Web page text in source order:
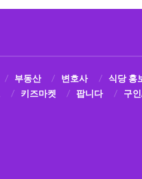
부동산 변호사 식당 홍
키즈마켓 팝니다 구